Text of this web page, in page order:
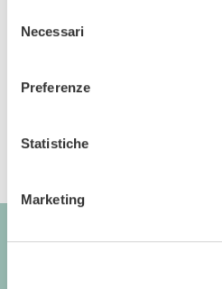
delNecessari
Preferenze
Statistiche
Marketing
Codice ean: 8009632051116